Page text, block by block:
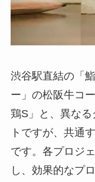
渋谷駅直結の「
ー」の松阪牛コ
鶏S」と、異な
トですが、共通
です。各プロジ
し、効果的なプ